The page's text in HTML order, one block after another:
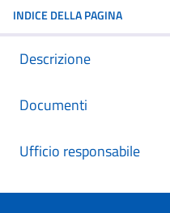
INDICE DELLA PAGINA
Descrizione
Documenti
Ufficio responsabile